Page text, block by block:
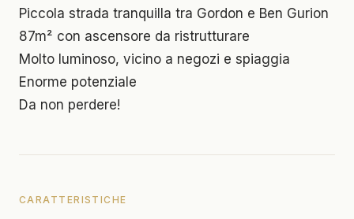
Piccola strada tranquilla tra Gordon e Ben Gurion
87m² con ascensore da ristrutturare
Molto luminoso, vicino a negozi e spiaggia
Enorme potenziale
Da non perdere!
CARATTERISTICHE